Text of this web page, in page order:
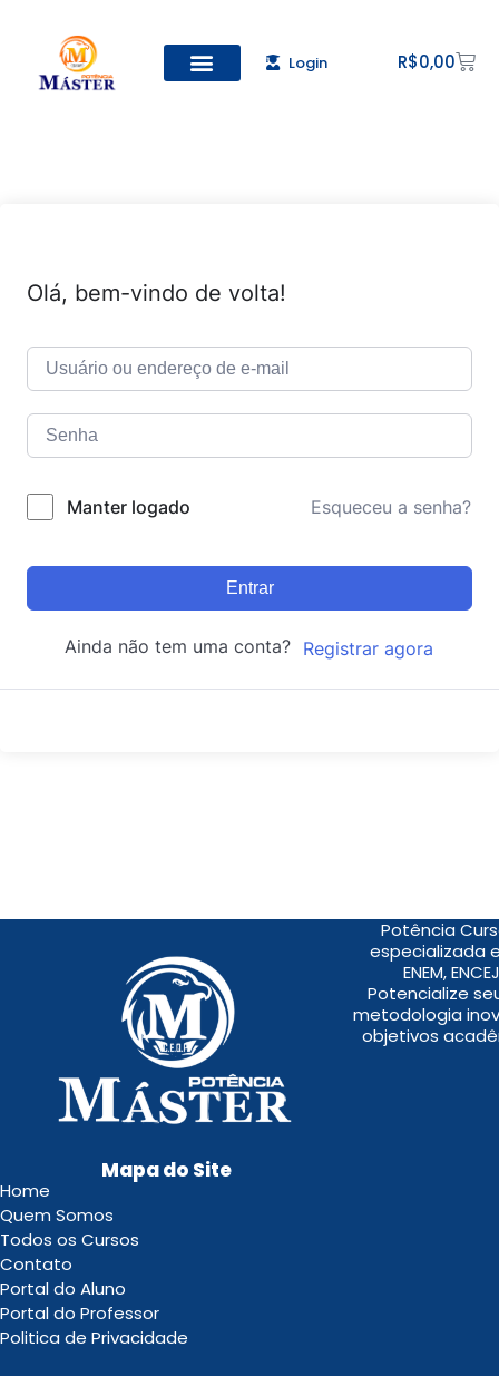
Login R$0,00
Olá, bem-vindo de volta!
Manter logado Esqueceu a senha?
Entrar
Ainda não tem uma conta? Registrar agora
Potência
especializada
ENEM,
Potencialize
metodologia
objetivos
Mapa do Site
Home
Quem Somos
Todos os Cursos
Contato
Portal do Aluno
Portal do Professor
Politica de Privacidade